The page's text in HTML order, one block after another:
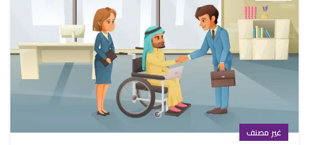
غير مصنف